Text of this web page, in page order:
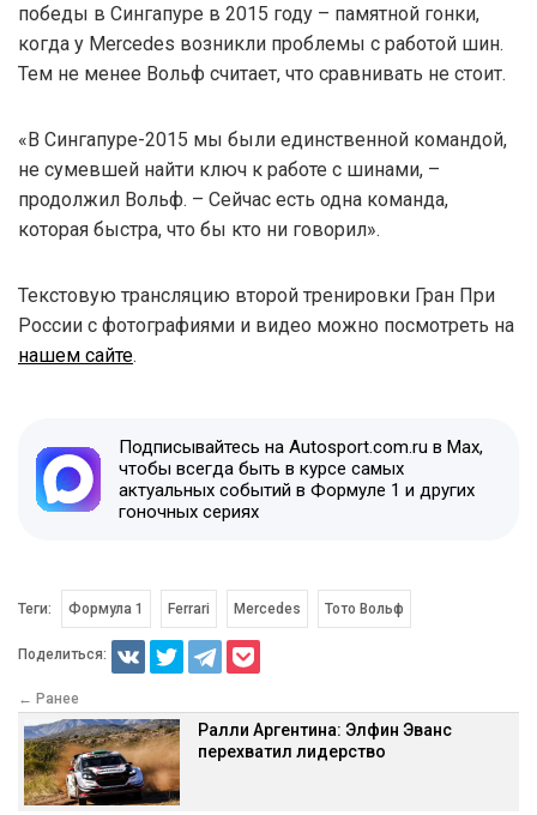
победы в Сингапуре в 2015 году – памятной гонки,
когда у Mercedes возникли проблемы с работой шин.
Тем не менее Вольф считает, что сравнивать не стоит.
«В Сингапуре-2015 мы были единственной командой,
не сумевшей найти ключ к работе с шинами, –
продолжил Вольф. – Сейчас есть одна команда,
которая быстра, что бы кто ни говорил».
Текстовую трансляцию второй тренировки Гран При
России с фотографиями и видео можно посмотреть на
нашем сайте.
Подписывайтесь на Autosport.com.ru в Max,
чтобы всегда быть в курсе самых
актуальных событий в Формуле 1 и других
гоночных сериях
Теги: Формула 1 Ferrari Mercedes Тото Вольф
Поделиться:
← Ранее
Ралли Аргентина: Элфин Эванс
перехватил лидерство